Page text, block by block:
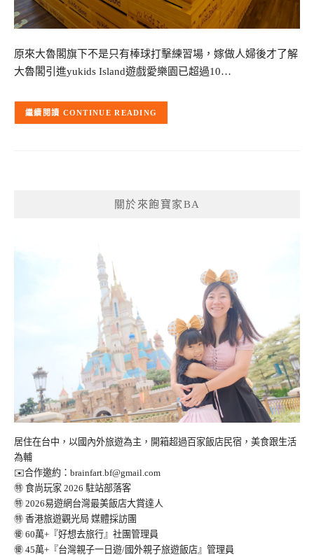
原來大魯閣旗下不是只有棒球打擊練習場，嫁做人婦後才了解
大魯閣引進yukids Island遊戲愛樂園已超過10…
CONTINUE READING
關於來飽寶家BA
居住在台中，以國內外旅遊為主，開箱超過百家飯店民宿，美食跟生活
為輔
✉️合作邀約： brainfart.bf@gmail.com
㊕ 食尚玩家 2026 駐站部落客
㊕ 2026易遊網台灣最美飯店大賞達人
㊕ 香港旅遊觀光局 媒體採訪團
㊝ 60萬+『好想去旅行』社團管理員
㊝ 45萬+『台灣親子一日遊/國外親子旅遊飯店』管理員